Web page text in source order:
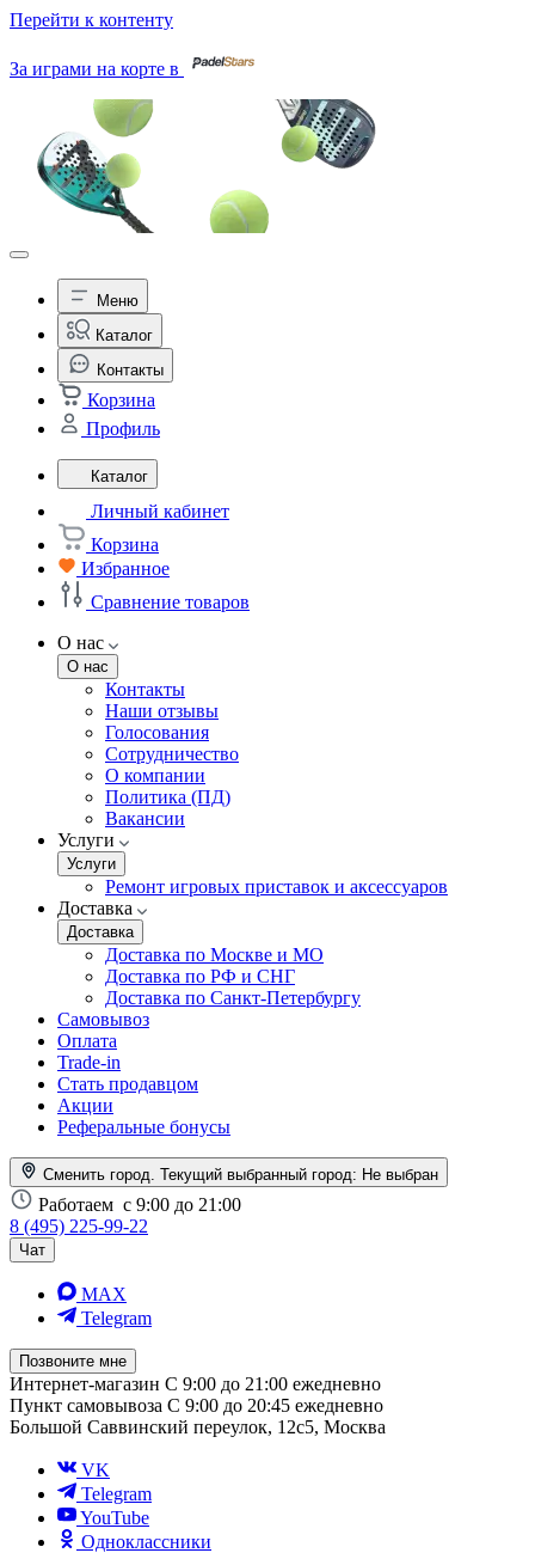
Перейти к контенту
За играми на корте в
Меню
Каталог
Контакты
Корзина
Профиль
Каталог
Личный кабинет
Корзина
Избранное
Сравнение товаров
О нас
О нас
Контакты
Наши отзывы
Голосования
Сотрудничество
О компании
Политика (ПД)
Вакансии
Услуги
Услуги
Ремонт игровых приставок и аксессуаров
Доставка
Доставка
Доставка по Москве и МО
Доставка по РФ и СНГ
Доставка по Санкт-Петербургу
Самовывоз
Оплата
Trade-in
Стать продавцом
Акции
Реферальные бонусы
Сменить город. Текущий выбранный город: Не выбран
Работаем с 9:00 до 21:00
8 (495) 225-99-22
Чат
MAX
Telegram
Позвоните мне
Интернет-магазин С 9:00 до 21:00 ежедневно
Пункт самовывоза С 9:00 до 20:45 ежедневно
Большой Саввинский переулок, 12с5, Москва
VK
Telegram
YouTube
Одноклассники